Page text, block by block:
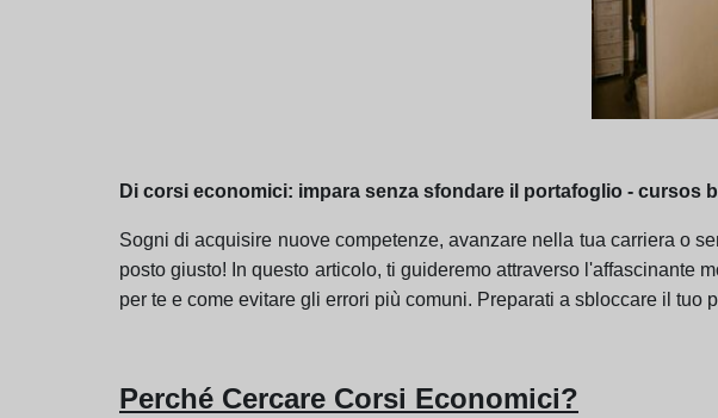
Di corsi economici: impara senza sfondare il portafoglio - cursos
Sogni di acquisire nuove competenze, avanzare nella tua carriera o
posto giusto! In questo articolo, ti guideremo attraverso l'affascinante
per te e come evitare gli errori più comuni. Preparati a sbloccare il tuo
Perché Cercare Corsi Economici?